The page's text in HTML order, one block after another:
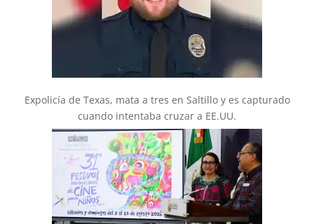
Expolicía de Texas, mata a tres en Saltillo y es capturado
cuando intentaba cruzar a EE.UU.